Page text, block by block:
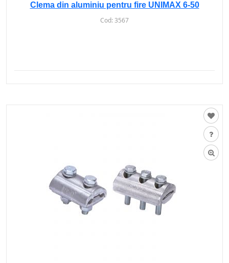
Clema din aluminiu pentru fire UNIMAX 6-50
Cod:3567